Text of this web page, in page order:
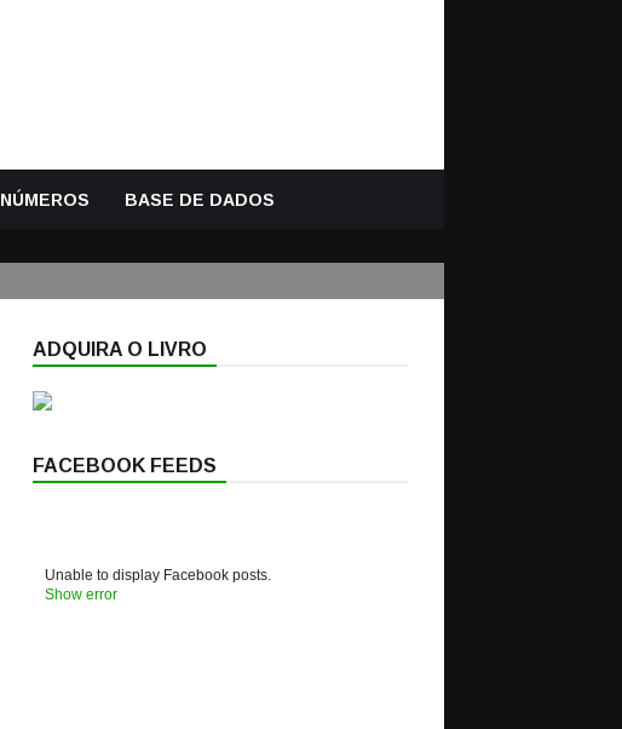
NÚMEROS BASE DE DADOS
ADQUIRA O LIVRO
FACEBOOK FEEDS
Unable to display Facebook posts.
Show error